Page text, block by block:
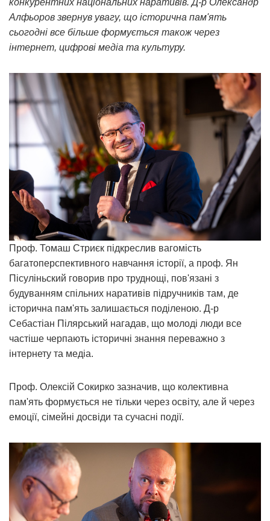
Алфьоров звернув увагу, що історична пам'ять
сьогодні все більше формується також через
інтернет, цифрові медіа та культуру.
Проф. Томаш Стриєк підкреслив вагомість
багатоперспективного навчання історії, а проф. Ян
Пісуліньский говорив про труднощі, пов'язані з
будуванням спільних наративів підручників там, де
історична пам'ять залишається поділеною. Д-р
Себастіан Пілярський нагадав, що молоді люди все
частіше черпають історичні знання переважно з
інтернету та медіа.
Проф. Олексій Сокирко зазначив, що колективна
пам'ять формується не тільки через освіту, але й через
емоції, сімейні досвіди та сучасні події.